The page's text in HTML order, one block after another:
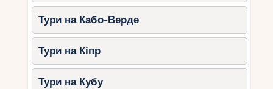
Тури на Кабо-Верде
Тури на Кіпр
Тури на Кубу